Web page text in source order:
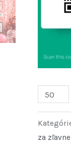
WASPE
Flavor
100K
za